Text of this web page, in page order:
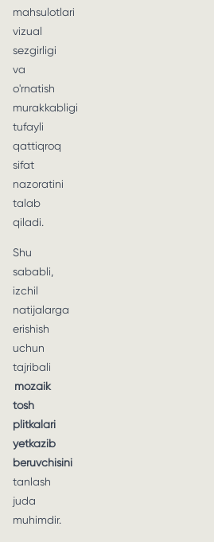
mahsulotlari
vizual
sezgirligi
va
o'rnatish
murakkabligi
tufayli
qattiqroq
sifat
nazoratini
talab
qiladi.
Shu
sababli,
izchil
natijalarga
erishish
uchun
tajribali
mozaik
tosh
plitkalari
yetkazib
beruvchisini
tanlash
juda
muhimdir.